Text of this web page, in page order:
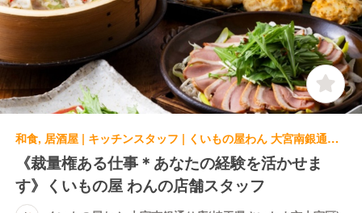
和食, 居酒屋 | キッチンスタッフ | くいもの屋わん 大宮南銀通り店(埼玉県さいたま市大宮区)
《裁量権ある仕事＊あなたの経験を活かせま
す》くいもの屋 わんの店舗スタッフ